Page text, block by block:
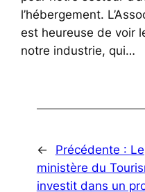
l’hébergement.
est heureuse de voir
notre industrie, qui…
← Précédente : Le
ministère du
investit dans un